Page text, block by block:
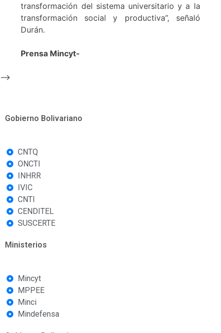
transformación del sistema universitario y a la
transformación social y productiva”, señaló
Durán.
Prensa Mincyt-
-->
Gobierno Bolivariano
CNTQ
ONCTI
INHRR
IVIC
CNTI
CENDITEL
SUSCERTE
Ministerios
Mincyt
MPPEE
Minci
Mindefensa